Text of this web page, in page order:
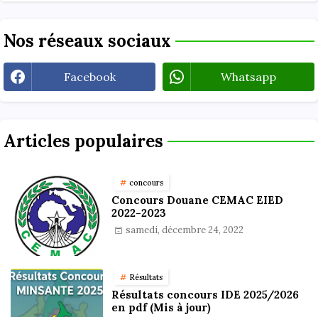
Nos réseaux sociaux
Facebook Whatsapp
Articles populaires
concours
Concours Douane CEMAC EIED
2022-2023
samedi, décembre 24, 2022
Résultats
Résultats concours IDE 2025/2026
en pdf (Mis à jour)